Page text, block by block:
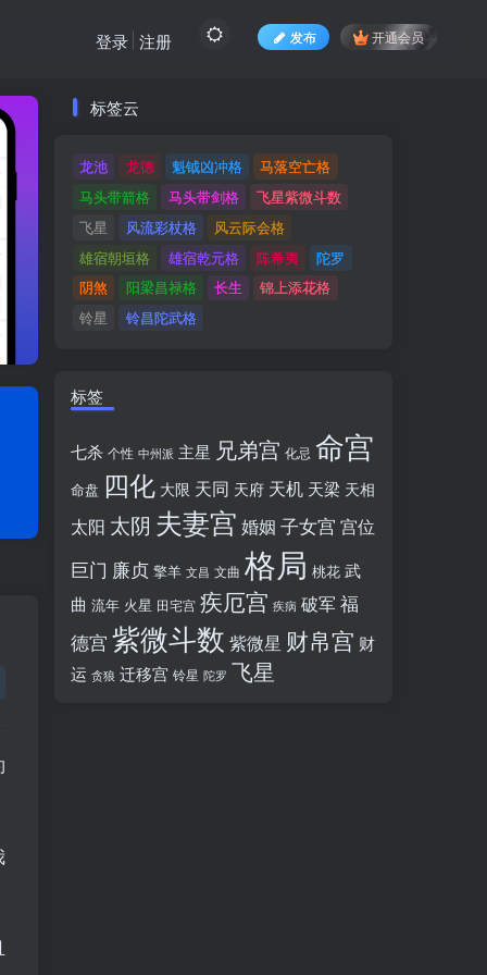
发布 开通会员
登录 注册
标签云
龙池 龙德 魁钺凶冲格
马落空亡格
马头带箭格
马头带剑格
飞星紫微斗数
飞星
风流彩杖格
风云际会格
雄宿朝垣格
雄宿乾元格 陈希夷
陀罗
阴煞
阳梁昌禄格 长生
锦上添花格
铃星
铃昌陀武格
标签云
龙池 龙德 魁钺凶冲格
马落空亡格
马头带箭格
马头带剑格
飞星紫微斗数
飞星
风流彩杖格
风云际会格
雄宿朝垣格
雄宿乾元格 陈希夷
陀罗
阴煞
阳梁昌禄格 长生
锦上添花格
铃星
铃昌陀武格
标签
七杀 个性 中州派 主星 兄弟宫 化忌 命宫
命盘 四化 大限 天同 天府 天机 天梁 天相
太阳 太阴 夫妻宫 婚姻 子女宫 宫位
巨门 廉贞 擎羊 文昌 文曲 格局 桃花 武
曲 流年 火星 田宅宫 疾厄宫 疾病 破军福
德宫 紫微斗数 紫微星 财帛宫 财
运 贪狼 迁移宫 铃星 陀罗 飞星